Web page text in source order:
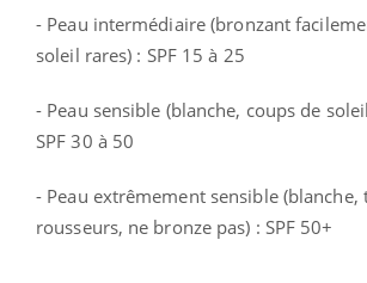
- Peau intermédiaire (bronzant
soleil rares) : SPF 15 à 25
- Peau sensible (blanche, coups de
SPF 30 à 50
- Peau extrêmement sensible (blanche,
rousseurs, ne bronze pas) : SPF 50+